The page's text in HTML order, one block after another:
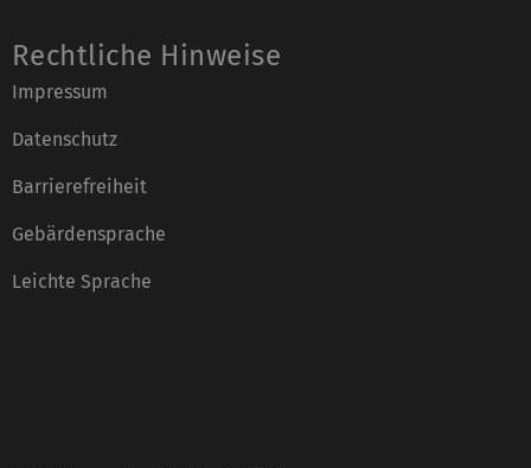
Rechtliche Hinweise
Impressum
Datenschutz
Barrierefreiheit
Gebärdensprache
Leichte Sprache